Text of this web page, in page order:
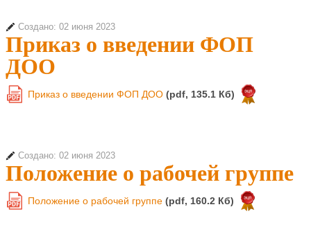
Создано: 02 июня 2023
Приказ о введении ФОП
ДОО
PDF Приказ о введении ФОП ДОО (pdf, 135.1 Кб)
Создано: 02 июня 2023
Положение о рабочей группе
PDF Положение о рабочей группе (pdf, 160.2 Кб)